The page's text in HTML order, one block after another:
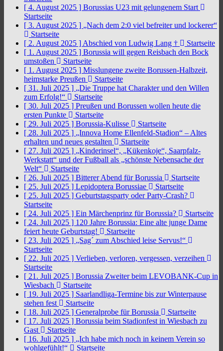
[ 4. August 2025 ] Borussias U23 mit gelungenem Start
Startseite
[ 3. August 2025 ] „Nach dem 2:0 viel befreiter und lockerer“
Startseite
[ 2. August 2025 ] Abschied von Ludwig Lang †
Startseite
[ 1. August 2025 ] Borussia will gegen Reisbach den Bock
umstoßen
Startseite
[ 1. August 2025 ] Misslungene zweite Borussen-Halbzeit,
heimstarke Preußen
Startseite
[ 31. Juli 2025 ] „Die Truppe hat Charakter und den Willen
zum Erfolg!“
Startseite
[ 30. Juli 2025 ] Preußen und Borussen wollen heute die
ersten Punkte
Startseite
[ 29. Juli 2025 ] Borussia-Kulisse
Startseite
[ 28. Juli 2025 ] „Innova Home Ellenfeld-Stadion“ – Altes
erhalten und neues gestalten
Startseite
[ 27. Juli 2025 ] „Kinderinsel“, „Kükenkoje“, Saarpfalz-
Werkstatt“ und der Fußball als „schönste Nebensache der
Welt“
Startseite
[ 26. Juli 2025 ] Bitterer Abend für Borussia
Startseite
[ 25. Juli 2025 ] Lepidoptera Borussiae
Startseite
[ 25. Juli 2025 ] Geburtstagsparty oder Party-Crash?
Startseite
[ 24. Juli 2025 ] Ein Märchenprinz für Borussia?
Startseite
[ 24. Juli 2025 ] 120 Jahre Borussia: Eine alte junge Dame
feiert heute Geburtstag!
Startseite
[ 23. Juli 2025 ] „Sag´ zum Abschied leise Servus!“
Startseite
[ 22. Juli 2025 ] Verlieben, verloren, vergessen, verzeihen
Startseite
[ 21. Juli 2025 ] Borussia Zweiter beim LEVOBANK-Cup in
Wiesbach
Startseite
[ 19. Juli 2025 ] Saarlandliga-Termine bis zur Winterpause
stehen fest
Startseite
[ 18. Juli 2025 ] Generalprobe für Borussia
Startseite
[ 17. Juli 2025 ] Borussia beim Stadionfest in Wiesbach zu
Gast
Startseite
[ 16. Juli 2025 ] „Ich habe mich noch in keinem Verein so
wohlgefühlt!“
Startseite